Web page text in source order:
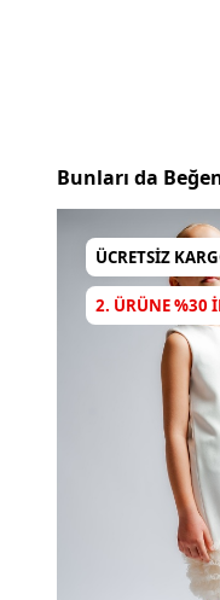
Bunları da
ÜCRETSIZ
2. ÜRÜNE %30